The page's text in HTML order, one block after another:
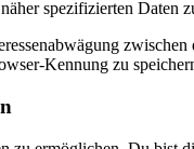
spezifizierten Daten
Kennung zu